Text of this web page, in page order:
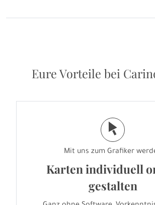
Eure Vorteile bei
j
Mit uns zum Grafiker
Karten individuell
gestalten